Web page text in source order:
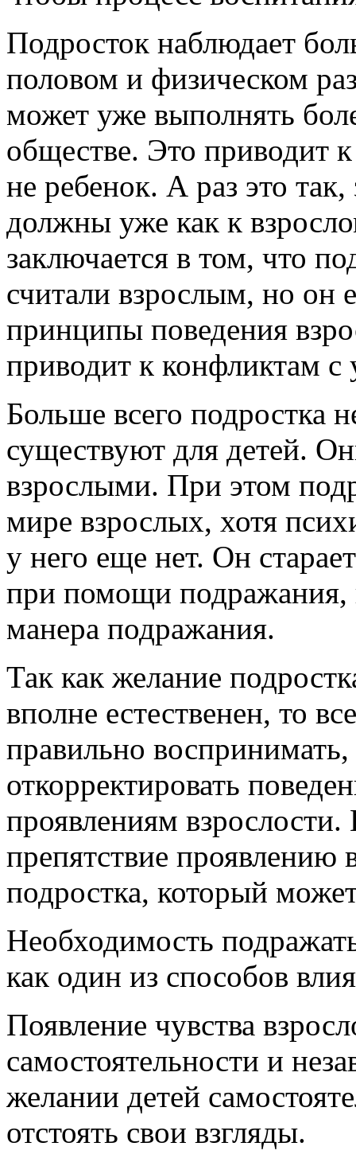
Подросток наблюдает
половом и физическом
может уже выполнять
обществе. Это приводит
не ребенок. А раз это
должны уже как к
заключается в том, что
считали взрослым, но он
принципы поведения
приводит к конфликтам
Больше всего подростка
существуют для детей.
взрослыми. При этом
мире взрослых, хотя
у него еще нет. Он
при помощи подражания,
манера подражания.
Так как желание
вполне естественен, то
правильно
откорректировать
проявлениям
препятствие проявлению
подростка, который
Необходимость
как один из способов
Появление чувства
самостоятельности и
желании детей
отстоять свои взгляды.